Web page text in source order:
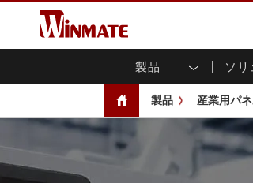
製品 ソ
企業モビリティコン
頑丈なノートパソコン
堅牢タブレットコントロー
ハンドヘルドコンピュータ
Windows堅牢タブレット
堅牢なロボットコン
農業
公共安全
会社概要
保証
マーケティングポー
新製品情報
展示会・イベント
コアテクノロジー
製品 産業用パ